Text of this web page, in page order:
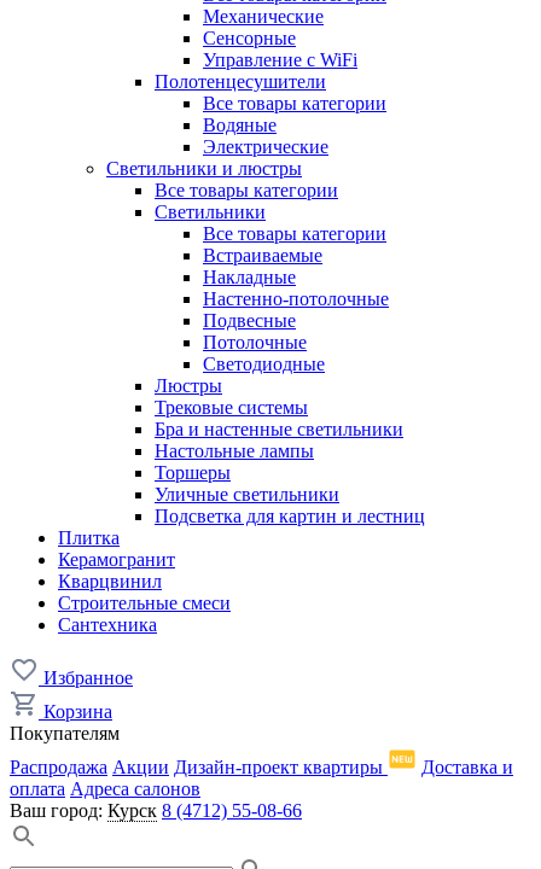
Механические
Сенсорные
Управление с WiFi
Полотенцесушители
Все товары категории
Водяные
Электрические
Светильники и люстры
Все товары категории
Светильники
Все товары категории
Встраиваемые
Накладные
Настенно-потолочные
Подвесные
Потолочные
Светодиодные
Люстры
Трековые системы
Бра и настенные светильники
Настольные лампы
Торшеры
Уличные светильники
Подсветка для картин и лестниц
Плитка
Керамогранит
Кварцвинил
Строительные смеси
Сантехника
Избранное
Корзина
Покупателям
Распродажа Акции Дизайн-проект квартиры
Доставка и
оплата Адреса салонов
Ваш город: Курск 8 (4712) 55-08-66